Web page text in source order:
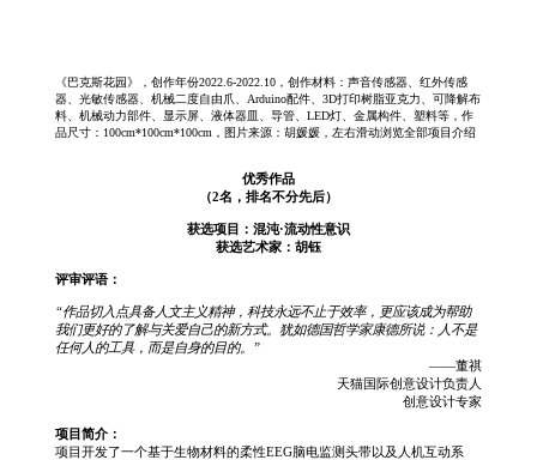
《巴克斯花园》，创作年份2022.6-2022.10，创作材料：声音传感器、红外传感
器、光敏传感器、机械二度自由爪、Arduino配件、3D打印树脂亚克力、可降解布
料、机械动力部件、显示屏、液体器皿、导管、LED灯、金属构件、塑料等，作
品尺寸：100cm*100cm*100cm，图片来源：胡媛媛，左右滑动浏览全部项目介绍
优秀作品
（2名，排名不分先后）
获选项目：混沌·流动性意识
获选艺术家：胡钰
评审评语：
“作品切入点具备人文主义精神，科技永远不止于效率，更应该成为帮助
我们更好的了解与关爱自己的新方式。犹如德国哲学家康德所说：人不是
任何人的工具，而是自身的目的。”
——董祺
天猫国际创意设计负责人
创意设计专家
项目简介：
项目开发了一个基于生物材料的柔性EEG脑电监测头带以及人机互动系